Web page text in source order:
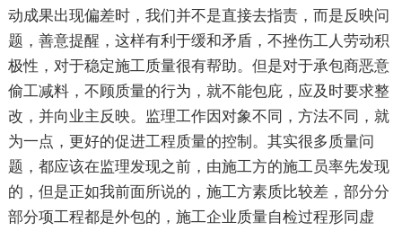
动成果出现偏差时，我们并不是直接去指责，而是反映问
题，善意提醒，这样有利于缓和矛盾，不挫伤工人劳动积
极性，对于稳定施工质量很有帮助。但是对于承包商恶意
偷工减料，不顾质量的行为，就不能包庇，应及时要求整
改，并向业主反映。监理工作因对象不同，方法不同，就
为一点，更好的促进工程质量的控制。其实很多质量问
题，都应该在监理发现之前，由施工方的施工员率先发现
的，但是正如我前面所说的，施工方素质比较差，部分分
部分项工程都是外包的，施工企业质量自检过程形同虚